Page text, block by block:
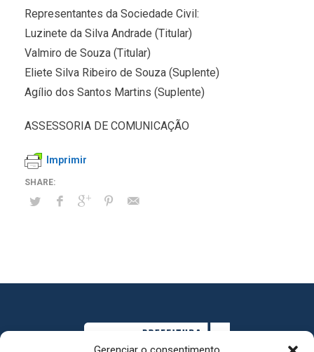
Representantes da Sociedade Civil:
Luzinete da Silva Andrade (Titular)
Valmiro de Souza (Titular)
Eliete Silva Ribeiro de Souza (Suplente)
Agílio dos Santos Martins (Suplente)
ASSESSORIA DE COMUNICAÇÃO
Imprimir